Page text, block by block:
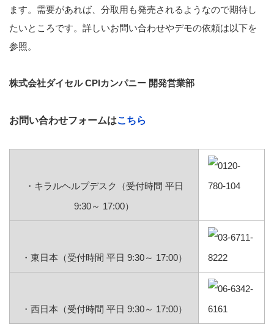
ます。需要があれば、分取用も発売されるようなので期待し
たいところです。詳しいお問い合わせやデモの依頼は以下を
参照。
株式会社ダイセル CPIカンパニー 開発営業部
お問い合わせフォームはこちら
・キラルヘルプデスク（受付時間 平日
9:30～ 17:00）
・東日本（受付時間 平日 9:30～ 17:00）
・西日本（受付時間 平日 9:30～ 17:00）